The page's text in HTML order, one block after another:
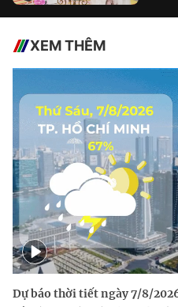
XEM THÊM
Dự báo thời tiết ngày 7/8/